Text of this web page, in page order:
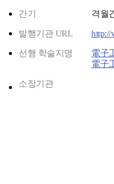
간기 격월
발행기관 URL http://
선행 학술지명
電子
電子
소장기관